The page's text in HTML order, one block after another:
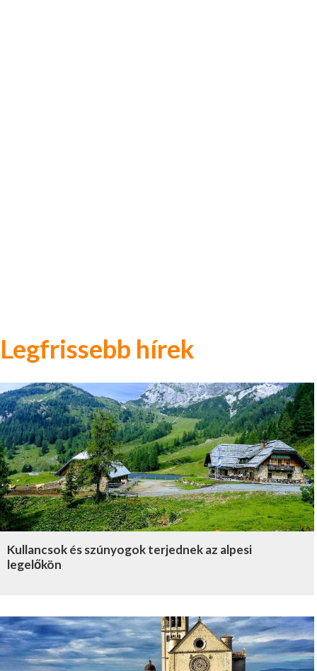
Legfrissebb hírek
Kullancsok és szúnyogok terjednek az alpesi
legelőkön